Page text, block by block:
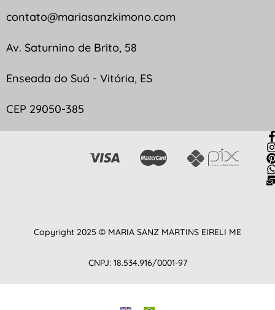
contato@mariasanzkimono.com
Av. Saturnino de Brito, 58
Enseada do Suá - Vitória, ES
CEP 29050-385
Copyright 2025 © MARIA SANZ MARTINS EIRELI ME
CNPJ: 18.534.916/0001-97